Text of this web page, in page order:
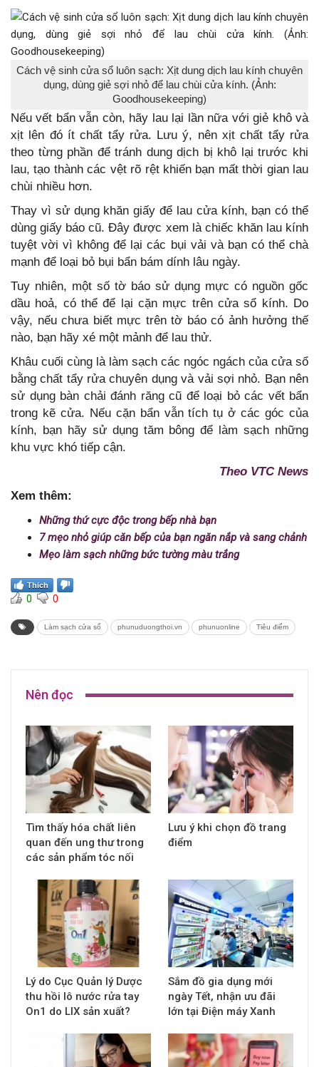
Cách vệ sinh cửa sổ luôn sạch: Xịt dung dịch lau kính chuyên
dụng, dùng giẻ sợi nhỏ để lau chùi cửa kính. (Ảnh:
Goodhousekeeping)
Nếu vết bẩn vẫn còn, hãy lau lại lần nữa với giẻ khô và
xịt lên đó ít chất tẩy rửa. Lưu ý, nên xịt chất tẩy rửa
theo từng phần để tránh dung dịch bị khô lại trước khi
lau, tạo thành các vệt rõ rệt khiến bạn mất thời gian lau
chùi nhiều hơn.
Thay vì sử dụng khăn giấy để lau cửa kính, bạn có thể
dùng giấy báo cũ. Đây được xem là chiếc khăn lau kính
tuyệt vời vì không để lại các bụi vải và bạn có thể chà
mạnh để loại bỏ bụi bẩn bám dính lâu ngày.
Tuy nhiên, một số tờ báo sử dụng mực có nguồn gốc
dầu hoả, có thể để lại cặn mực trên cửa sổ kính. Do
vậy, nếu chưa biết mực trên tờ báo có ảnh hưởng thế
nào, bạn hãy xé một mảnh để lau thử.
Khâu cuối cùng là làm sạch các ngóc ngách của cửa sổ
bằng chất tẩy rửa chuyên dụng và vải sợi nhỏ. Bạn nên
sử dụng bàn chải đánh răng cũ để loại bỏ các vết bẩn
trong kẽ cửa. Nếu cặn bẩn vẫn tích tụ ở các góc của
kính, bạn hãy sử dụng tăm bông để làm sạch những
khu vực khó tiếp cận.
Theo VTC News
Xem thêm:
Những thứ cực độc trong bếp nhà bạn
7 mẹo nhỏ giúp căn bếp của bạn ngăn nắp và sang chảnh
Mẹo làm sạch những bức tường màu trắng
Thích
0 0
Làm sạch cửa sổ phunuduongthoi.vn phunuonline Tiêu điểm
Nên đọc
Tìm thấy hóa chất liên
quan đến ung thư trong
các sản phẩm tóc nối
Lưu ý khi chọn đồ trang
điểm
Lý do Cục Quản lý Dược
thu hồi lô nước rửa tay
On1 do LIX sản xuất?
Sắm đồ gia dụng mới
ngày Tết, nhận ưu đãi
lớn tại Điện máy Xanh